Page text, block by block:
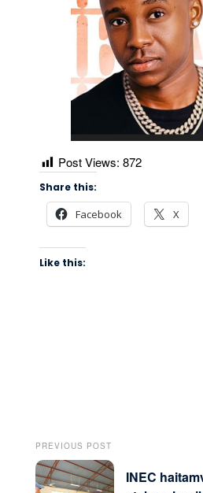
Post Views: 872
Share this:
Facebook X
Like this:
PREVIOUS POST
INEC